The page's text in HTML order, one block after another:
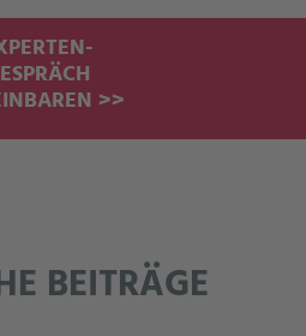
>>
BEITRÄGE